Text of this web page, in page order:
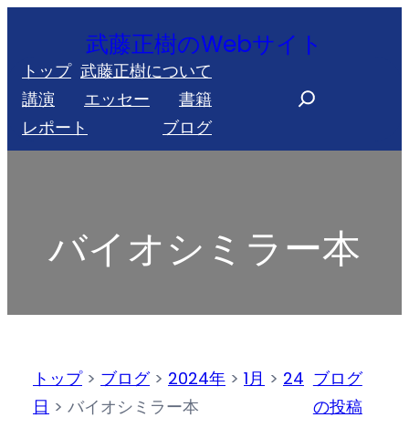
を
ス
キ
武藤正樹のWebサイト
トップ 武藤正樹について
講演
エッセー
書籍
レポート
ブログ
バイオシミラー本
トップ> ブログ> 2024年 > 1月 > 24
日 > バイオシミラー本
ブログ
の投稿